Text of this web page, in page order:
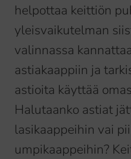
helpottaa keittiön
yleisvaikutelman
valinnassa
astiakaappiin ja
astioita käyttää
Halutaanko astiat
lasikaappeihin vai
umpikaappeihin?